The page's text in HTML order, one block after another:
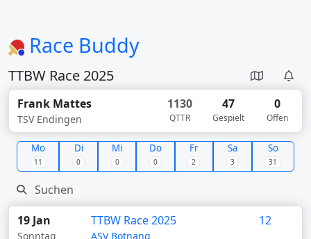
Race Buddy
TTBW Race 2025
Frank Mattes
TSV Endingen
1130
QTTR
47
Gespielt
0
Offen
Mo
11
Di
0
Mi
0
Do
0
Fr
2
Sa
3
So
31
19 Jan
Sonntag
TTBW Race 2025
ASV Botnang
12